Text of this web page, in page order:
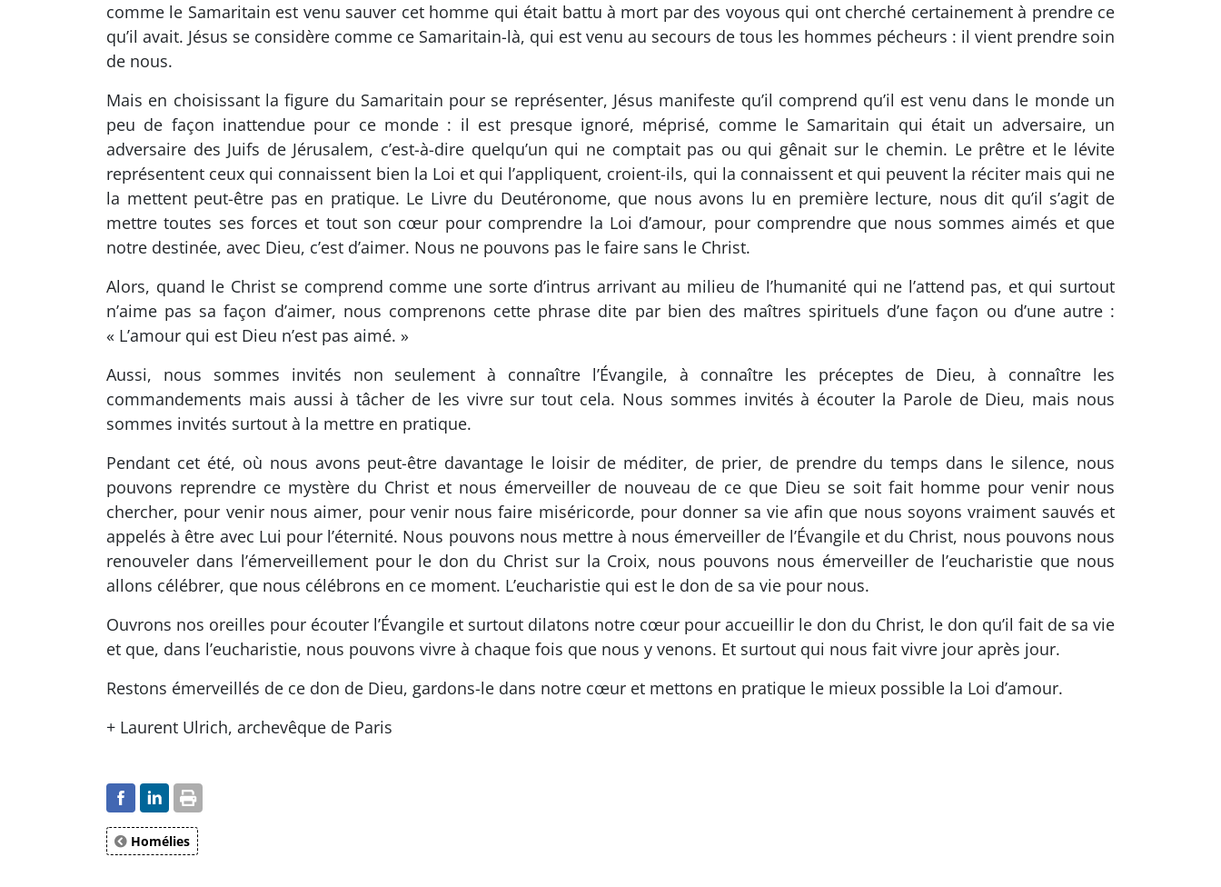
comme le Samaritain est venu sauver cet homme qui était battu à mort par des voyous qui ont cherché certainement à prendre ce
qu’il avait. Jésus se considère comme ce Samaritain-là, qui est venu au secours de tous les hommes pécheurs : il vient prendre soin
de nous.
Mais en choisissant la figure du Samaritain pour se représenter, Jésus manifeste qu’il comprend qu’il est venu dans le monde un
peu de façon inattendue pour ce monde : il est presque ignoré, méprisé, comme le Samaritain qui était un adversaire, un
adversaire des Juifs de Jérusalem, c’est-à-dire quelqu’un qui ne comptait pas ou qui gênait sur le chemin. Le prêtre et le lévite
représentent ceux qui connaissent bien la Loi et qui l’appliquent, croient-ils, qui la connaissent et qui peuvent la réciter mais qui ne
la mettent peut-être pas en pratique. Le Livre du Deutéronome, que nous avons lu en première lecture, nous dit qu’il s’agit de
mettre toutes ses forces et tout son cœur pour comprendre la Loi d’amour, pour comprendre que nous sommes aimés et que
notre destinée, avec Dieu, c’est d’aimer. Nous ne pouvons pas le faire sans le Christ.
Alors, quand le Christ se comprend comme une sorte d’intrus arrivant au milieu de l’humanité qui ne l’attend pas, et qui surtout
n’aime pas sa façon d’aimer, nous comprenons cette phrase dite par bien des maîtres spirituels d’une façon ou d’une autre :
« L’amour qui est Dieu n’est pas aimé. »
Aussi, nous sommes invités non seulement à connaître l’Évangile, à connaître les préceptes de Dieu, à connaître les
commandements mais aussi à tâcher de les vivre sur tout cela. Nous sommes invités à écouter la Parole de Dieu, mais nous
sommes invités surtout à la mettre en pratique.
Pendant cet été, où nous avons peut-être davantage le loisir de méditer, de prier, de prendre du temps dans le silence, nous
pouvons reprendre ce mystère du Christ et nous émerveiller de nouveau de ce que Dieu se soit fait homme pour venir nous
chercher, pour venir nous aimer, pour venir nous faire miséricorde, pour donner sa vie afin que nous soyons vraiment sauvés et
appelés à être avec Lui pour l’éternité. Nous pouvons nous mettre à nous émerveiller de l’Évangile et du Christ, nous pouvons nous
renouveler dans l’émerveillement pour le don du Christ sur la Croix, nous pouvons nous émerveiller de l’eucharistie que nous
allons célébrer, que nous célébrons en ce moment. L’eucharistie qui est le don de sa vie pour nous.
Ouvrons nos oreilles pour écouter l’Évangile et surtout dilatons notre cœur pour accueillir le don du Christ, le don qu’il fait de sa vie
et que, dans l’eucharistie, nous pouvons vivre à chaque fois que nous y venons. Et surtout qui nous fait vivre jour après jour.
Restons émerveillés de ce don de Dieu, gardons-le dans notre cœur et mettons en pratique le mieux possible la Loi d’amour.
+ Laurent Ulrich, archevêque de Paris
Homélies